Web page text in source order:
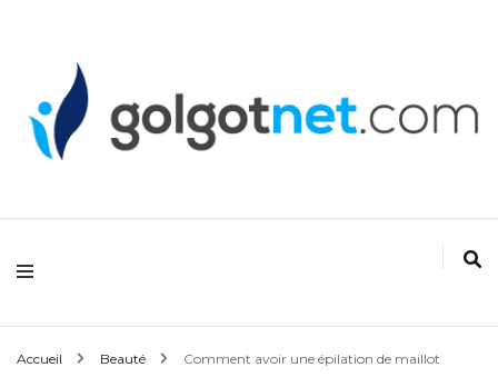
Golgonet
Accueil Beauté
Comment avoir une épilation de maillot